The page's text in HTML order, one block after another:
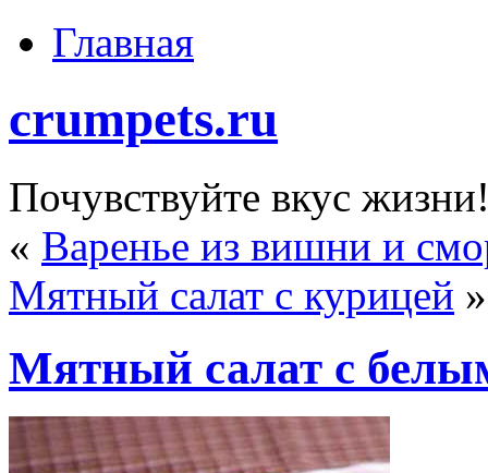
Главная
crumpets.ru
Почувствуйте вкус
« Варенье из вишни и
Мятный салат с курицей »
Мятный салат с